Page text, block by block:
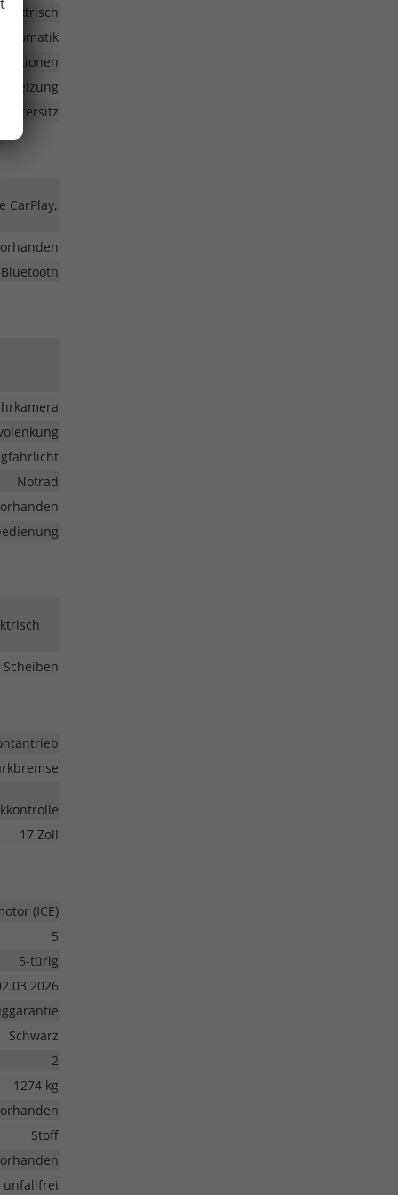
elektrisch
CarPlay,
Notrad
17 Zoll
(ICE)
5
5-türig
Schwarz
2
1274 kg
Stoff
unfallfrei